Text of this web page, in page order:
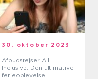
30. oktober 2023
Afbudsrejser All
Inclusive: Den ultimative
ferieoplevelse